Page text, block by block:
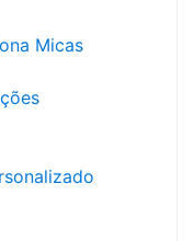
Micas